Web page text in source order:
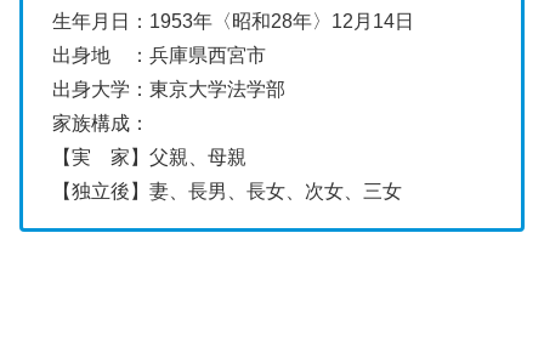
生年月日：1953年〈昭和28年〉12月14日
出身地 ：兵庫県西宮市
出身大学：東京大学法学部
家族構成：
【実 家】父親、母親
【独立後】妻、長男、長女、次女、三女